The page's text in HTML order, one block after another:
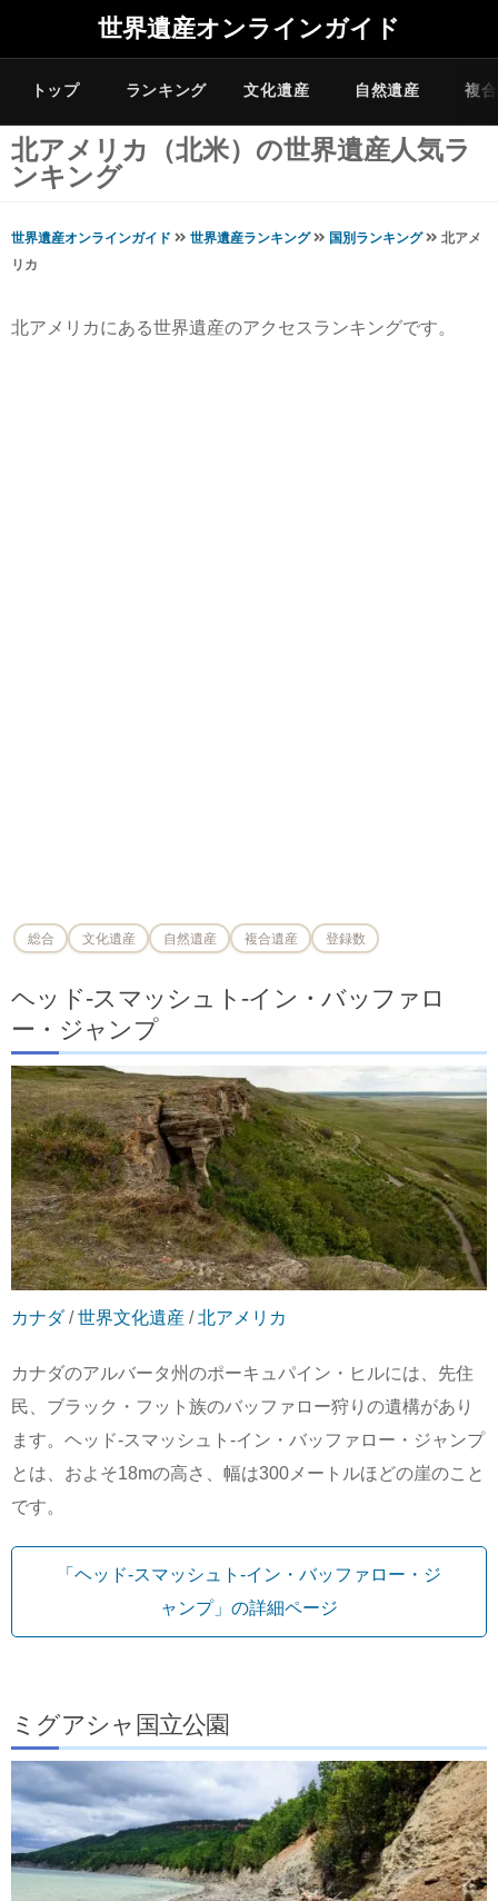
世界遺産オンラインガイド
トップ ランキング 文化遺産 自然遺産 複
北アメリカ（北米）の世界遺産人気ラ
ンキング
世界遺産オンラインガイド 世界遺産ランキング 国別ランキング
北アメ
リカ
北アメリカにある世界遺産のアクセスランキングです。
総合 文化遺産 自然遺産 複合遺産 登録数
ヘッド-スマッシュト-イン・バッファロ
ー・ジャンプ
カナダ/世界文化遺産 /北アメリカ
カナダのアルバータ州のポーキュパイン・ヒルには、先住
民、ブラック・フット族のバッファロー狩りの遺構があり
ます。ヘッド-スマッシュト-イン・バッファロー・ジャンプ
とは、およそ18mの高さ、幅は300メートルほどの崖のこと
です。
「ヘッド-スマッシュト-イン・バッファロー・ジ
ャンプ」の詳細ページ
ミグアシャ国立公園